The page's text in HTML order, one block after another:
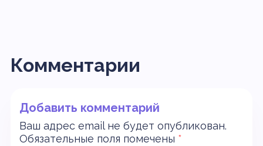
Комментарии
Добавить комментарий
Ваш адрес email не будет опубликован.
Обязательные поля помечены *